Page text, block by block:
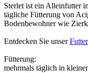
Sterlet ist ein Alleinfutter
tägliche Fütterung von
Bodenbewohner wie
Entdecken Sie unser
Fütterung:
mehrmals täglich in